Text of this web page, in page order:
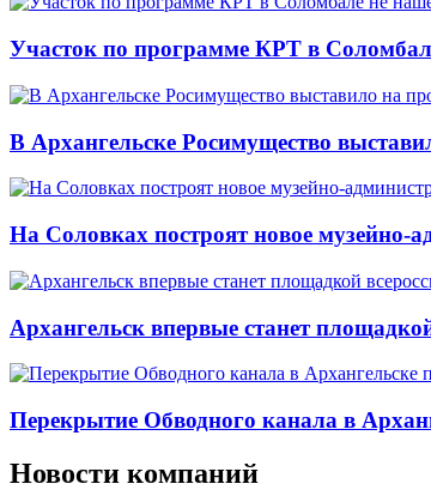
Участок по программе КРТ в
В Архангельске Росимущество
На Соловках построят новое музейно-
Архангельск впервые станет
Перекрытие Обводного канала в
Новости компаний